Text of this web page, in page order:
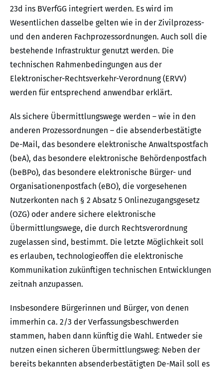
23d ins BVerfGG integriert werden. Es wird im
Wesentlichen dasselbe gelten wie in der Zivilprozess-
und den anderen Fachprozessordnungen. Auch soll die
bestehende Infrastruktur genutzt werden. Die
technischen Rahmenbedingungen aus der
Elektronischer-Rechtsverkehr-Verordnung (ERVV)
werden für entsprechend anwendbar erklärt.
Als sichere Übermittlungswege werden – wie in den
anderen Prozessordnungen – die absenderbestätigte
De-Mail, das besondere elektronische Anwaltspostfach
(beA), das besondere elektronische Behördenpostfach
(beBPo), das besondere elektronische Bürger- und
Organisationenpostfach (eBO), die vorgesehenen
Nutzerkonten nach § 2 Absatz 5 Onlinezugangsgesetz
(OZG) oder andere sichere elektronische
Übermittlungswege, die durch Rechtsverordnung
zugelassen sind, bestimmt. Die letzte Möglichkeit soll
es erlauben, technologieoffen die elektronische
Kommunikation zukünftigen technischen Entwicklungen
zeitnah anzupassen.
Insbesondere Bürgerinnen und Bürger, von denen
immerhin ca. 2/3 der Verfassungsbeschwerden
stammen, haben dann künftig die Wahl. Entweder sie
nutzen einen sicheren Übermittlungsweg: Neben der
bereits bekannten absenderbestätigten De-Mail soll es